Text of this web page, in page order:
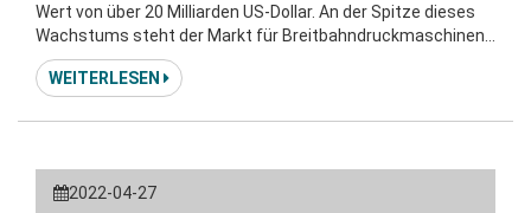
Wert von über 20 Milliarden US-Dollar. An der Spitze dieses
Wachstums steht der Markt für Breitbahndruckmaschinen,
da seine Vielseitigkeit wichtige Anwendungen in der
WEITERLESEN
2022-04-27